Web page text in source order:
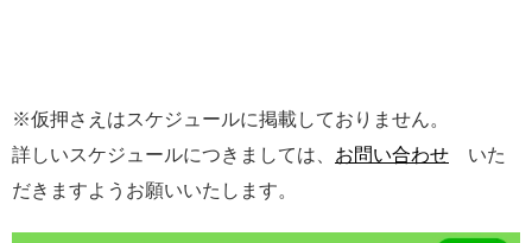
※仮押さえはスケジュールに掲載しておりません。
詳しいスケジュールにつきましては、 お問い合わせ いた
だきますようお願いいたします。